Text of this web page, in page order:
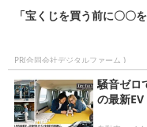
「宝くじを買う前に〇〇
PR(合同会社デジタルファーム )
騒音ゼロ
の最新